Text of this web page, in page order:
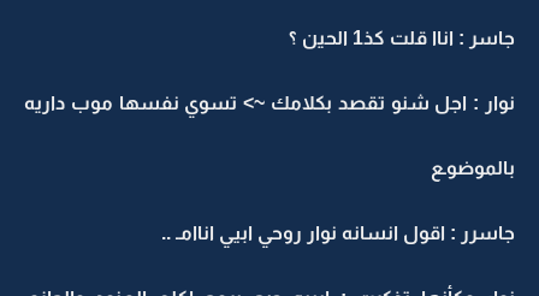
جاسر : اناا قلت كذ1 الحين ؟
نوار : اجل شنو تقصد بكلامك ~> تسوي نفسها موب داريه
بالموضوـع
جاسرر : اقول انسانه نوار روحي ابيي اناامـ ..